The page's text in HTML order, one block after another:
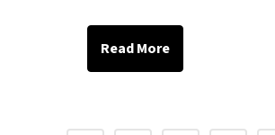
Read More